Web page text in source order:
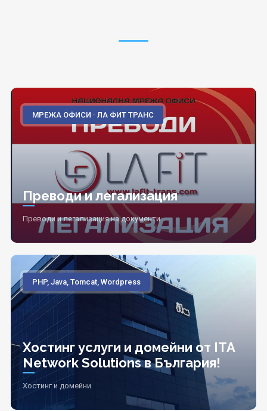
МРЕЖА ОФИСИ · ЛА ФИТ ТРАНС
Преводи и легализация
Преводи и легализация на документи
PHP, Java, Tomcat, Wordpress
Хостинг услуги и домейни от ITA
Network Solutions в България!
Хостинг и домейни